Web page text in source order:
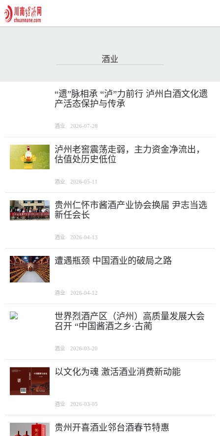
酒业
“遗”脉相承 “泸”力前行 泸州白酒文化遗
产活态保护与传承
酒业 2026-07-28
泸州老窖震荡走弱，主力资金净流出，
估值处历史低位
酒业 2026-05-11
贵州仁怀市酱酒产业协会换届 尹志当选
新任会长
酒业 2026-04-13
遭遇瓶颈 中国酒业的破局之路
酒业 2026-04-12
世界烈酒产区（泸州）高质量发展大会
召开 “中国酱酒之乡·古蔺
酒业 2026-03-20
以文化为魂 激活酒业消费新动能
酒业 2026-03-05
贵州开喜酒业邻台酒春节特惠